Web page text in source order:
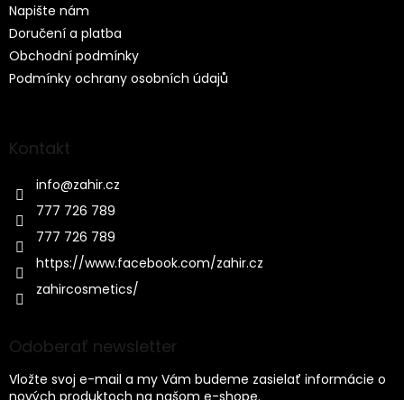
eNapište nám
Doručení a platba
Obchodní podmínky
Podmínky ochrany osobních údajů
Kontakt
info@zahir.cz
777 726 789
777 726 789
https://www.facebook.com/zahir.cz
zahircosmetics/
Odoberať newsletter
Vložte svoj e-mail a my Vám budeme zasielať informácie o